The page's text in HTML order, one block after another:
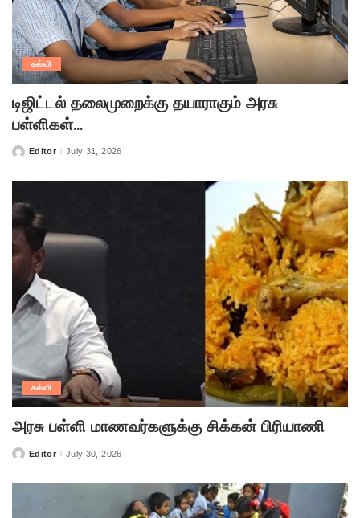
கல்வி
டிஜிட்டல் தலைமுறைக்கு தயாராகும் அரசு
பள்ளிகள்…
PostedEditor July 31, 2026
கல்வி
அரசு பள்ளி மாணவர்களுக்கு சிக்கன் பிரியாணி
PostedEditor July 30, 2026